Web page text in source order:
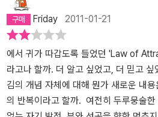
들은 성공의 원동력을 가지고 있는 것이
가지고 있는 재능보다 더 중요한 '끌어당김'에
김'이란 일종의 자기암시, 자기최면이라고 볼 수 있
고자 하는 인생의 목표를 일기장에 적어
보면서 재확인하는 것이나, 학창시절 책
놓았던 문장들도 그런 일조의 자기암시에 해
이르는 길은 바로 이런 자기암시인 '끌
Friday 2011-01-21
에서 귀가 따갑도록 들었던 'Law of
라고나 할까. 더 알고 싶었고, 더 믿고
김의 개념 자체에 대해 뭔가 새로운 내
의 반복이라고 할까. 여전히 두루뭉술